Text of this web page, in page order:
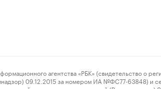
агентства «РБК» (свидетельство о
09.12.2015 за номером ИА №ФС77-63848) и